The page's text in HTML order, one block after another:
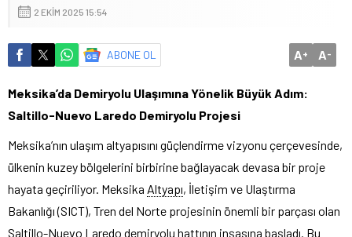
2 EKIM 2025 15:54
ABONE OL A+ A-
Meksika’da Demiryolu Ulaşımına Yönelik Büyük Adım:
Saltillo-Nuevo Laredo Demiryolu Projesi
Meksika’nın ulaşım altyapısını güçlendirme vizyonu çerçevesinde,
ülkenin kuzey bölgelerini birbirine bağlayacak devasa bir proje
hayata geçiriliyor. Meksika Altyapı, İletişim ve Ulaştırma
Bakanlığı (SICT), Tren del Norte projesinin önemli bir parçası olan
Saltillo-Nuevo Laredo demiryolu hattının inşasına başladı. Bu